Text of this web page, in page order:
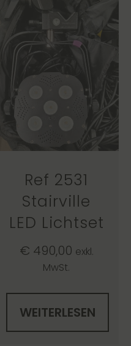
Ref 2531
Stairville
LED Lichtset
€ 490,00 exkl.
MwSt.
WEITERLESEN